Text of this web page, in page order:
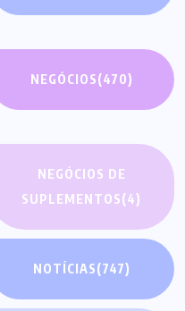
NEGÓCIOS(470)
NEGÓCIOS DE
SUPLEMENTOS(4)
NOTÍCIAS(747)